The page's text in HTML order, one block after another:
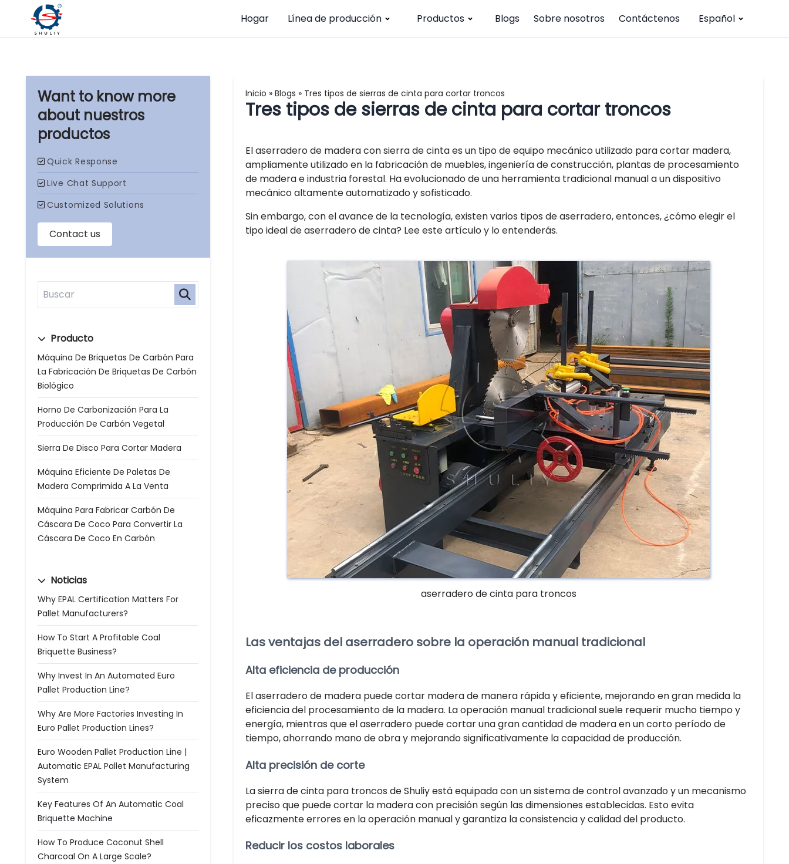
Hogar Línea de producción Productos Blogs Sobre nosotros Contáctenos Español
nuestros
productos
Producto
Máquina De Briquetas De Carbón Para
La Fabricación De Briquetas De Carbón
Biológico
Horno De Carbonización Para La
Producción De Carbón Vegetal
Sierra De Disco Para Cortar Madera
Máquina Eficiente De Paletas De
Madera Comprimida A La Venta
Máquina Para Fabricar Carbón De
Cáscara De Coco Para Convertir La
Cáscara De Coco En Carbón
Noticias
Why EPAL Certification Matters For
Pallet Manufacturers?
How To Start A Profitable Coal
Briquette Business?
Why Invest In An Automated Euro
Pallet Production Line?
Why Are More Factories Investing In
Euro Pallet Production Lines?
Euro Wooden Pallet Production Line |
Automatic EPAL Pallet Manufacturing
System
Key Features Of An Automatic Coal
Briquette Machine
How To Produce Coconut Shell
Charcoal On A Large Scale?
Inicio » Blogs » Tres tipos de sierras de cinta para cortar troncos
Tres tipos de sierras de cinta para cortar troncos
El aserradero de madera con sierra de cinta es un tipo de equipo mecánico utilizado para cortar madera,
ampliamente utilizado en la fabricación de muebles, ingeniería de construcción, plantas de procesamiento
de madera e industria forestal. Ha evolucionado de una herramienta tradicional manual a un dispositivo
mecánico altamente automatizado y sofisticado.
Sin embargo, con el avance de la tecnología, existen varios tipos de aserradero, entonces, ¿cómo elegir el
tipo ideal de aserradero de cinta? Lee este artículo y lo entenderás.
aserradero de cinta para troncos
Las ventajas del aserradero sobre la operación manual tradicional
Alta eficiencia de producción
El aserradero de madera puede cortar madera de manera rápida y eficiente, mejorando en gran medida la
eficiencia del procesamiento de la madera. La operación manual tradicional suele requerir mucho tiempo y
energía, mientras que el aserradero puede cortar una gran cantidad de madera en un corto período de
tiempo, ahorrando mano de obra y mejorando significativamente la capacidad de producción.
Alta precisión de corte
La sierra de cinta para troncos de Shuliy está equipada con un sistema de control avanzado y un mecanismo
preciso que puede cortar la madera con precisión según las dimensiones establecidas. Esto evita
eficazmente errores en la operación manual y garantiza la consistencia y calidad del producto.
Reducir los costos laborales